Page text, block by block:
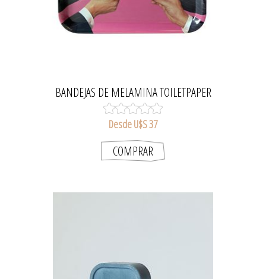
BANDEJAS DE MELAMINA TOILETPAPER
Desde U$S 37